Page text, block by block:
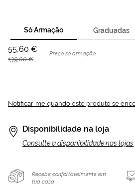
Só Armação
55,60 €
139,00 €
Preço só armação
Graduadas
Notificar-me quando este produto se
Disponibilidade na loja
Consulte a disponibilidade nas lojas
Recebe confortavelmente em
tua casa